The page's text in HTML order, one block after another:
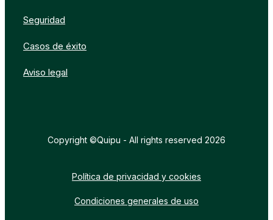
Seguridad
Casos de éxito
Aviso legal
Copyright ©Quipu - All rights reserved 2026
Política de privacidad y cookies
Condiciones generales de uso